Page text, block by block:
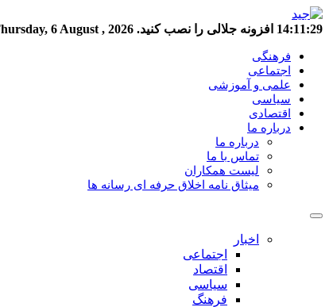
14:11:30 افزونه جلالی را نصب کنید. 6 August , 2026
فرهنگی
اجتماعی
علمی و آموزشی
سیاسی
اقتصادی
درباره ما
درباره ما
تماس با ما
لیست همکاران
میثاق نامه اخلاق حرفه ای رسانه ها
اخبار
اجتماعی
اقتصاد
سیاسی
فرهنگ